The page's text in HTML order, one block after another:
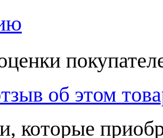
об этом
которые